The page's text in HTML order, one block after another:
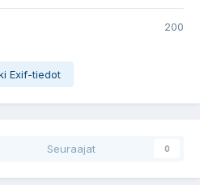
200
Exif-tiedot
Seuraajat 0